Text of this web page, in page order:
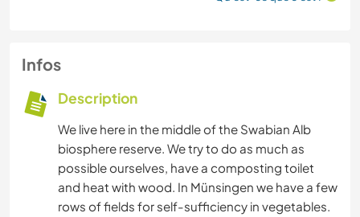
Infos
Description
We live here in the middle of the Swabian Alb
biosphere reserve. We try to do as much as
possible ourselves, have a composting toilet
and heat with wood. In Münsingen we have a few
rows of fields for self-sufficiency in vegetables.